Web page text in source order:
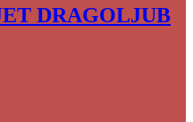
DRAGOLJUB